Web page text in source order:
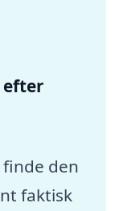
efter
den
faktisk